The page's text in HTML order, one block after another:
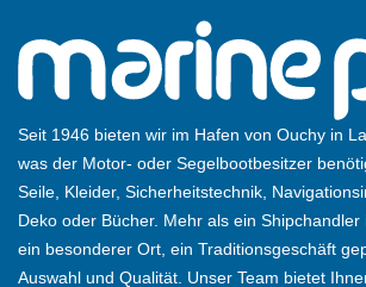
Seit 1946 bieten wir im Hafen von Ouchy in
was der Motor- oder Segelbootbesitzer
Seile, Kleider, Sicherheitstechnik,
Deko oder Bücher. Mehr als ein Shipchandler
ein besonderer Ort, ein Traditionsgeschäft
Auswahl und Qualität. Unser Team bietet